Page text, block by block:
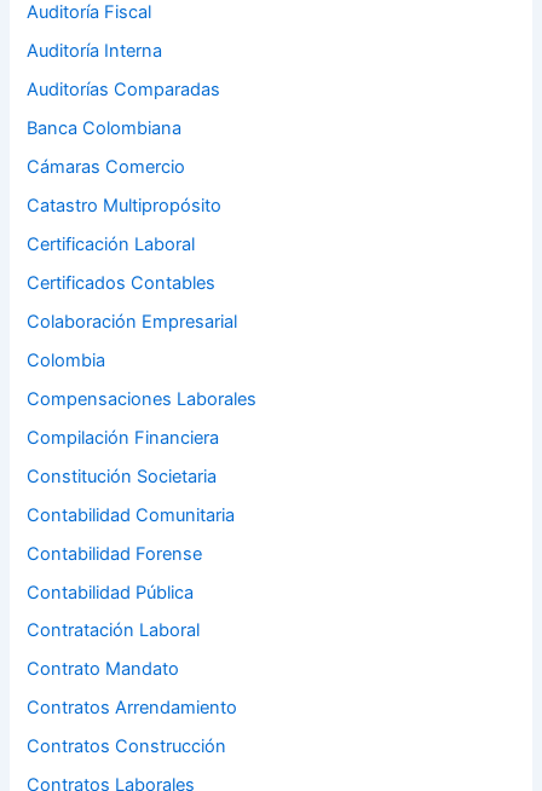
Auditoría Fiscal
Auditoría Interna
Auditorías Comparadas
Banca Colombiana
Cámaras Comercio
Catastro Multipropósito
Certificación Laboral
Certificados Contables
Colaboración Empresarial
Colombia
Compensaciones Laborales
Compilación Financiera
Constitución Societaria
Contabilidad Comunitaria
Contabilidad Forense
Contabilidad Pública
Contratación Laboral
Contrato Mandato
Contratos Arrendamiento
Contratos Construcción
Contratos Laborales